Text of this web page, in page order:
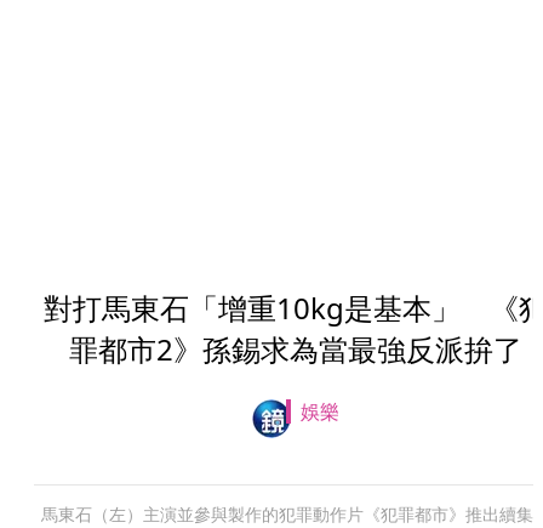
對打馬東石「增重10kg是基本」 《
罪都市2》孫錫求為當最強反派拚了
娛樂
馬東石（左）主演並參與製作的犯罪動作片《犯罪都市》推出續集